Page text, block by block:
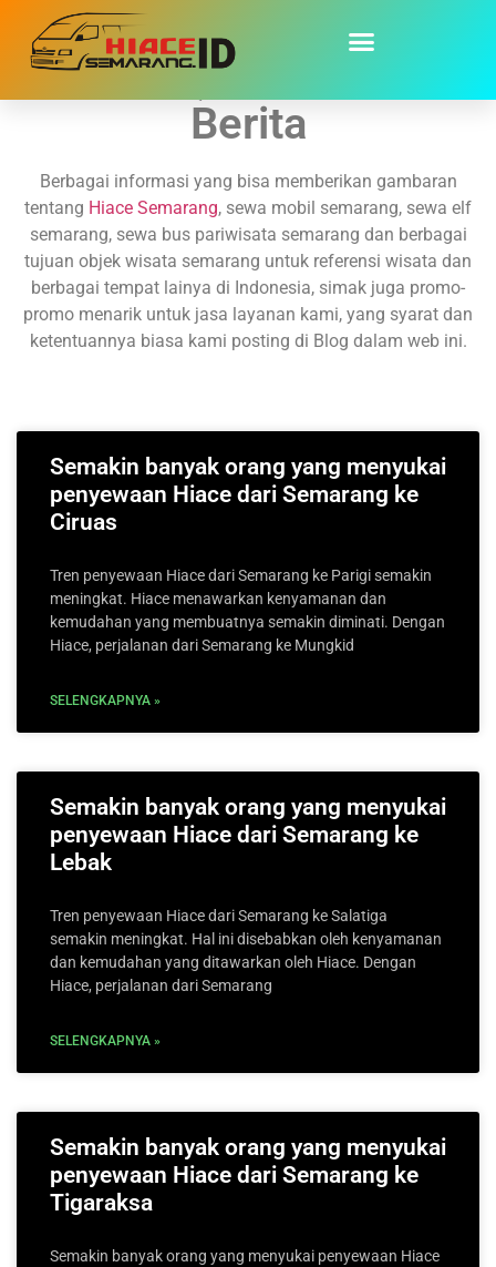
Promo, Artikel dan
Berita
Berbagai informasi yang bisa memberikan gambaran
tentang Hiace Semarang, sewa mobil semarang, sewa elf
semarang, sewa bus pariwisata semarang dan berbagai
tujuan objek wisata semarang untuk referensi wisata dan
berbagai tempat lainya di Indonesia, simak juga promo-
promo menarik untuk jasa layanan kami, yang syarat dan
ketentuannya biasa kami posting di Blog dalam web ini.
Semakin banyak orang yang menyukai
penyewaan Hiace dari Semarang ke
Ciruas
Tren penyewaan Hiace dari Semarang ke Parigi semakin
meningkat. Hiace menawarkan kenyamanan dan
kemudahan yang membuatnya semakin diminati. Dengan
Hiace, perjalanan dari Semarang ke Mungkid
SELENGKAPNYA »
Semakin banyak orang yang menyukai
penyewaan Hiace dari Semarang ke
Lebak
Tren penyewaan Hiace dari Semarang ke Salatiga
semakin meningkat. Hal ini disebabkan oleh kenyamanan
dan kemudahan yang ditawarkan oleh Hiace. Dengan
Hiace, perjalanan dari Semarang
SELENGKAPNYA »
Semakin banyak orang yang menyukai
penyewaan Hiace dari Semarang ke
Tigaraksa
Semakin banyak orang yang menyukai penyewaan Hiace